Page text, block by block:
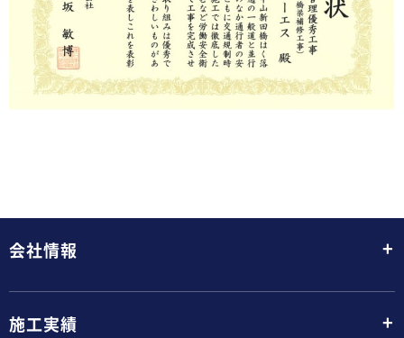
会社情報 +
施工実績 +